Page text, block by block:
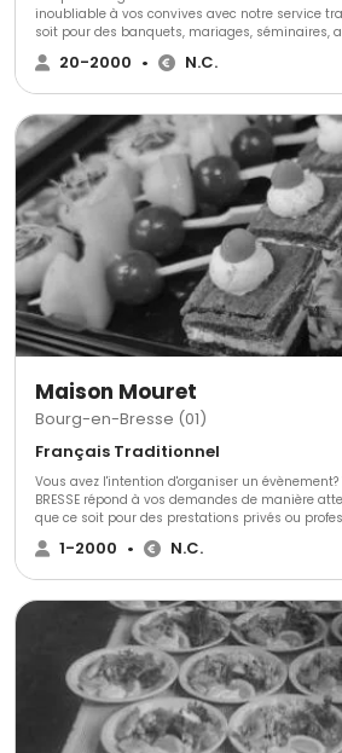
inoubliable à vos convives avec notre service
soit pour des banquets, mariages, séminaires,
famille, nous répondons aux besoins des
particuliers.
20-2000 • N.C.
Maison Mouret
Bourg-en-Bresse (01)
Français Traditionnel
Vous avez l'intention d'organiser un évènement? Votre
BRESSE répond à vos demandes de manière
que ce soit pour des prestations privés ou
Anniversaire, buffet, cocktail, repas de famille,
repas,...) Nous vous proposons des cartes
1-2000 • N.C.